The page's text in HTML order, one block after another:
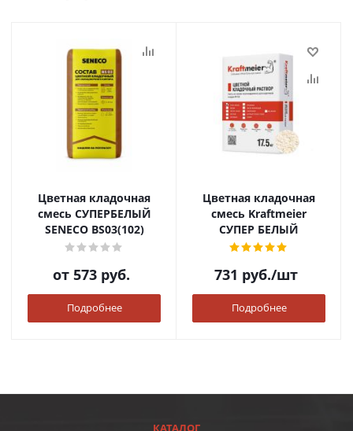
Цветная кладочная
смесь СУПЕРБЕЛЫЙ
SENECO BS03(102)
от 573 руб.
Подробнее
Цветная кладочная
смесь Kraftmeier
СУПЕР БЕЛЫЙ
731 руб./шт
Подробнее
КАТАЛОГ